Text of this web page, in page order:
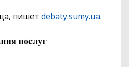
пишет debaty.sumy.ua.